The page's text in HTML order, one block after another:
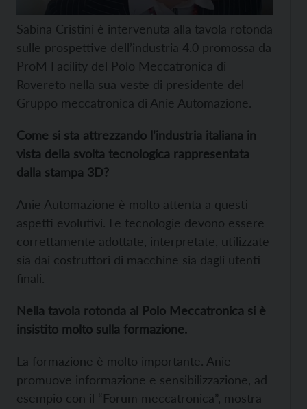
Sabina Cristini è intervenuta alla tavola rotonda
sulle prospettive dell’industria 4.0 promossa da
ProM Facility del Polo Meccatronica di
Rovereto nella sua veste di presidente del
Gruppo meccatronica di Anie Automazione.
Come si sta attrezzando l'industria italiana in
vista della svolta tecnologica rappresentata
dalla stampa 3D?
Anie Automazione è molto attenta a questi
aspetti evolutivi. Le tecnologie devono essere
correttamente adottate, interpretate, utilizzate
sia dai costruttori di macchine sia dagli utenti
finali.
Nella tavola rotonda al Polo Meccatronica si è
insistito molto sulla formazione.
La formazione è molto importante. Anie
promuove informazione e sensibilizzazione, ad
esempio con il “Forum meccatronica”, mostra-